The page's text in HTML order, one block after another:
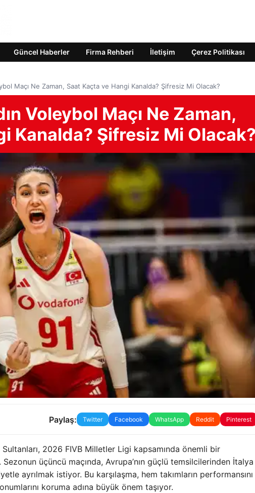
Güncel Haberler Firma Rehberi İletişim Çerez Politikası
Maçı Ne Zaman, Saat Kaçta ve Hangi Kanalda? Şifresiz Mi Olacak?
Voleybol Maçı Ne Zaman,
Kanalda? Şifresiz Mi Olacak?
Paylaş: Twitter Facebook WhatsApp Reddit Pinterest
2026 FIVB Milletler Ligi kapsamında önemli bir
üçüncü maçında, Avrupa’nın güçlü temsilcilerinden
ayrılmak istiyor. Bu karşılaşma, hem takımların performansını
koruma adına büyük önem taşıyor.